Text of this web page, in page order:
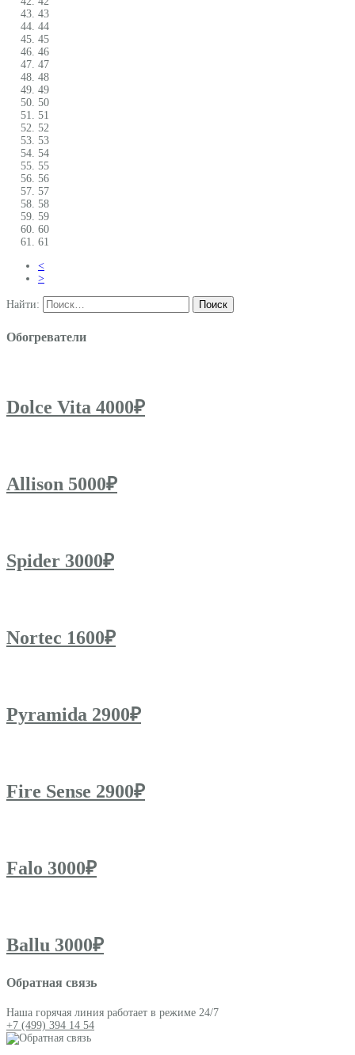
43
44
45
46
47
48
49
50
51
52
53
54
55
56
57
58
59
60
61
<
>
Найти:
Обогреватели
Dolce Vita 4000₽
Allison 5000₽
Spider 3000₽
Nortec 1600₽
Pyramida 2900₽
Fire Sense 2900₽
Falo 3000₽
Ballu 3000₽
Обратная связь
Наша горячая линия работает в режиме 24/7
+7 (499) 394 14 54